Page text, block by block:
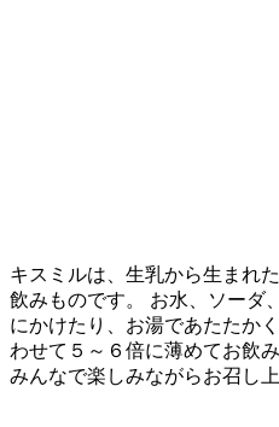
キスミルは、生乳から生まれ
飲みものです。 お水、ソーダ
にかけたり、お湯であたたか
わせて５～６倍に薄めてお飲
みんなで楽しみながらお召し